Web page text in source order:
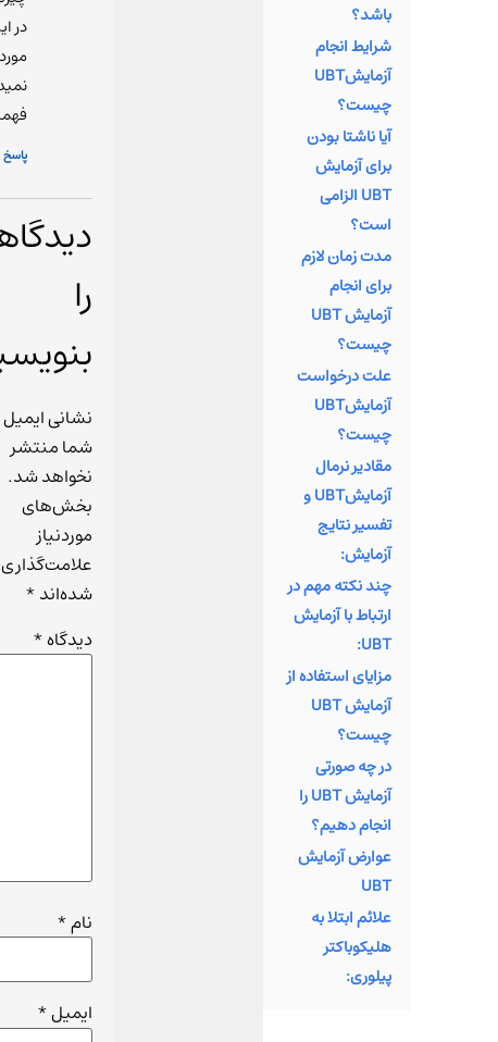
باشد؟
شرایط انجام
آزمایشUBT
چیست؟
آیا ناشتا بودن
برای آزمایش
UBT الزامی
است؟
مدت زمان لازم
برای انجام
آزمایش UBT
چیست؟
علت درخواست
آزمایشUBT
چیست؟
مقادیر نرمال
آزمایشUBT و
تفسیر نتایج
آزمایش:
چند نکته مهم در
ارتباط با آزمایش
UBT:
مزایای استفاده از
آزمایش UBT
چیست؟
در چه صورتی
آزمایش UBT را
انجام دهیم؟
عوارض آزمایش
UBT
علائم ابتلا به
هلیکوباکتر
پیلوری:
بخش
از جوانان
است.
با تکیه بر
تخصصی
در رشته
و تجربیات
مختلف،
توانسته
آنی آزما را
پایه‌گذاری
کند.
در
مورد
پاسخ
را
نشانی ایمیل
شما منتشر
نخواهد شد.
بخش‌های
موردنیاز
علامت‌گذاری
شده‌اند*
دیدگاه*
نام*
ایمیل*